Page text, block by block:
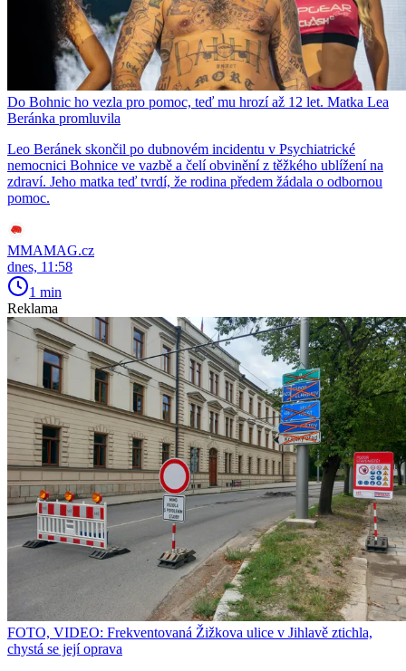
Do Bohnic ho vezla pro pomoc, teď mu hrozí až 12 let. Matka Lea
Beránka promluvila
Leo Beránek skončil po dubnovém incidentu v Psychiatrické
nemocnici Bohnice ve vazbě a čelí obvinění z těžkého ublížení na
zdraví. Jeho matka teď tvrdí, že rodina předem žádala o odbornou
pomoc.
MMAMAG.cz
dnes, 11:58
1 min
Reklama
FOTO, VIDEO: Frekventovaná Žižkova ulice v Jihlavě ztichla,
chystá se její oprava